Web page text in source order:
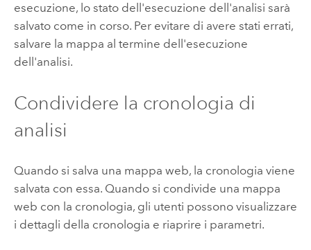
esecuzione, lo stato dell'esecuzione dell'analisi sarà
salvato come in corso. Per evitare di avere stati errati,
salvare la mappa al termine dell'esecuzione
dell'analisi.
Condividere la cronologia di
analisi
Quando si salva una mappa web, la cronologia viene
salvata con essa. Quando si condivide una mappa
web con la cronologia, gli utenti possono visualizzare
i dettagli della cronologia e riaprire i parametri.